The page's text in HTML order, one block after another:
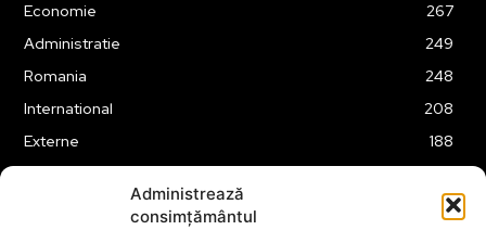
Administrează
consimțământul
Economie
267
Administratie
249
Romania
248
International
208
Externe
188
174